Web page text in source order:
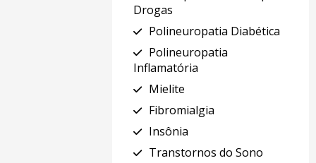
Drogas
Polineuropatia Diabética
Polineuropatia
Inflamatória
Mielite
Fibromialgia
Insônia
Transtornos do Sono